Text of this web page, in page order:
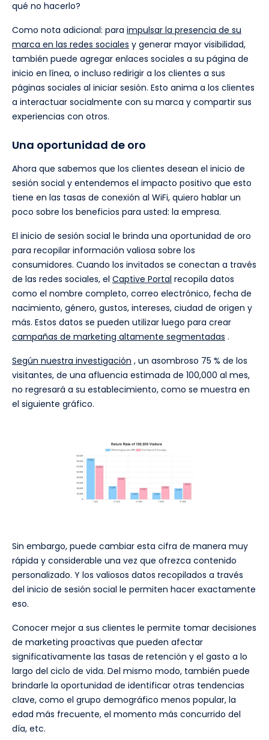
qué no hacerlo?
Como nota adicional: para impulsar la presencia de su
marca en las redes sociales y generar mayor visibilidad,
también puede agregar enlaces sociales a su página de
inicio en línea, o incluso redirigir a los clientes a sus
páginas sociales al iniciar sesión. Esto anima a los clientes
a interactuar socialmente con su marca y compartir sus
experiencias con otros.
Una oportunidad de oro
Ahora que sabemos que los clientes desean el inicio de
sesión social y entendemos el impacto positivo que esto
tiene en las tasas de conexión al WiFi, quiero hablar un
poco sobre los beneficios para usted: la empresa.
El inicio de sesión social le brinda una oportunidad de oro
para recopilar información valiosa sobre los
consumidores. Cuando los invitados se conectan a través
de las redes sociales, el Captive Portal recopila datos
como el nombre completo, correo electrónico, fecha de
nacimiento, género, gustos, intereses, ciudad de origen y
más. Estos datos se pueden utilizar luego para crear
campañas de marketing altamente segmentadas .
Según nuestra investigación , un asombroso 75 % de los
visitantes, de una afluencia estimada de 100,000 al mes,
no regresará a su establecimiento, como se muestra en
el siguiente gráfico.
Sin embargo, puede cambiar esta cifra de manera muy
rápida y considerable una vez que ofrezca contenido
personalizado. Y los valiosos datos recopilados a través
del inicio de sesión social le permiten hacer exactamente
eso.
Conocer mejor a sus clientes le permite tomar decisiones
de marketing proactivas que pueden afectar
significativamente las tasas de retención y el gasto a lo
largo del ciclo de vida. Del mismo modo, también puede
brindarle la oportunidad de identificar otras tendencias
clave, como el grupo demográfico menos popular, la
edad más frecuente, el momento más concurrido del
día, etc.